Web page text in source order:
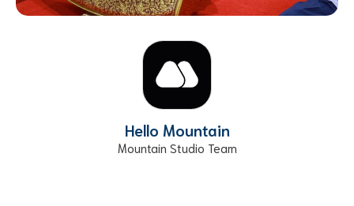
Hello Mountain
Mountain Studio Team